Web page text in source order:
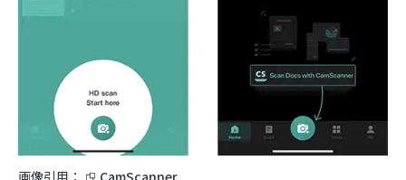
画像引用： CamScanner